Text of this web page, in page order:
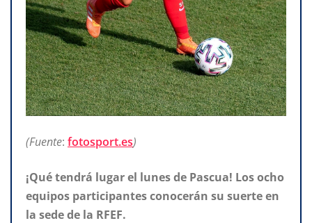
(Fuente: fotosport.es)
¡Qué tendrá lugar el lunes de Pascua! Los ocho
equipos participantes conocerán su suerte en
la sede de la RFEF.